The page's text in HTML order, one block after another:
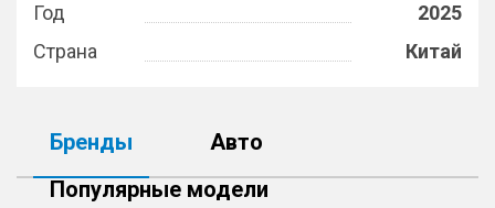
Год
2025
Страна
Китай
Бренды
Авто
Популярные модели